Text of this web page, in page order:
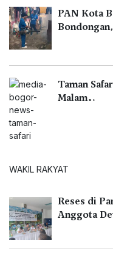
PAN Kota
Taman
Malam…
WAKIL RAKYAT
Reses di
Anggota